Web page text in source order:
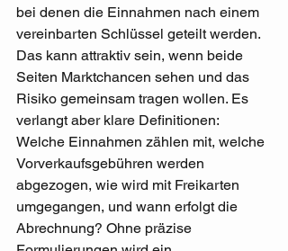
bei denen die Einnahmen nach einem
vereinbarten Schlüssel geteilt werden.
Das kann attraktiv sein, wenn beide
Seiten Marktchancen sehen und das
Risiko gemeinsam tragen wollen. Es
verlangt aber klare Definitionen:
Welche Einnahmen zählen mit, welche
Vorverkaufsgebühren werden
abgezogen, wie wird mit Freikarten
umgegangen, und wann erfolgt die
Abrechnung? Ohne präzise